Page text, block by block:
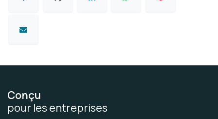
Conçu
pour les entreprises